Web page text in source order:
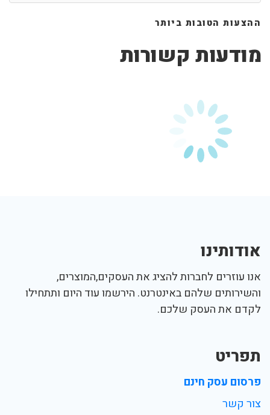
ההצעות הטובות ביותר
מודעות קשורות
אודותינו
אנו עוזרים לחברות להציג את העסקים,המוצרים,
והשירותים שלהם באינטרנט. הירשמו עוד היום ותתחילו
לקדם את העסק שלכם.
תפריט
פרסום עסק חינם
צור קשר